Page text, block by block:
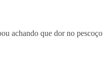
achando que dor no pescoço